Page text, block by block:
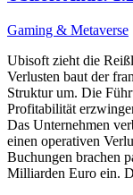
Gaming & Metaverse
Ubisoft zieht die
Verlusten baut der
Struktur um. Die
Profitabilität
Das Unternehmen
einen operativen
Buchungen brachen
Milliarden Euro ein.